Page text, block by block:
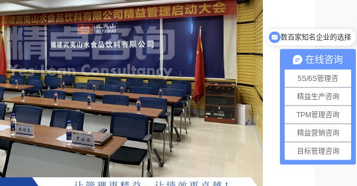
在线咨询
5S/6S管理咨
精益生产咨询
TPM管理咨询
精益营销咨询
目标管理咨询
免费诊断活动进行中